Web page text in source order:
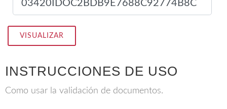
VISUALIZAR
INSTRUCCIONES DE USO
Como usar la validación de documentos.